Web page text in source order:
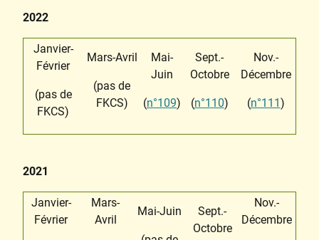
2022
Janvier-
Février
(pas de
FKCS)
Mars-Avril
(pas de
FKCS)
Mai-
Juin
(n°109)
Sept.-
Octobre
(n°110)
Nov.-
Décembre
(n°111)
2021
Janvier-
Février
Mars-
Avril
Mai-Juin
Sept.-
Octobre
Nov.-
Décembre